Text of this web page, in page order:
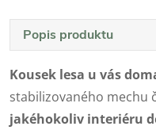
Popis produktu
Kousek lesa u vás
stabilizovaného mechu
jakéhokoliv interiéru